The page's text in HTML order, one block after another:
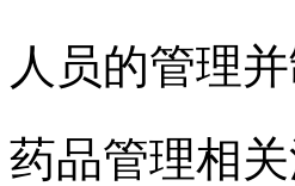
人员的管理
药品管理相